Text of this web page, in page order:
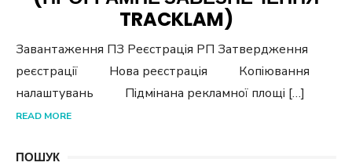
TRACKLAM)
Завантаження ПЗ Реєстрація РП Затвердження
реєстрації Нова реєстрація Копіювання
налаштувань Підмінана рекламної площі […]
READ MORE
ПОШУК